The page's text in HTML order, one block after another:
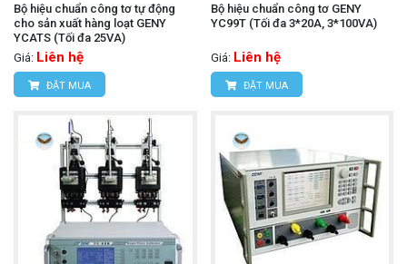
Bộ hiệu chuẩn công tơ tự động
cho sản xuất hàng loạt GENY
YCATS (Tối đa 25VA)
Giá: Liên hệ
ĐẶT MUA
Bộ hiệu chuẩn công tơ GENY
YC99T (Tối đa 3*20A, 3*100VA)
Giá: Liên hệ
ĐẶT MUA